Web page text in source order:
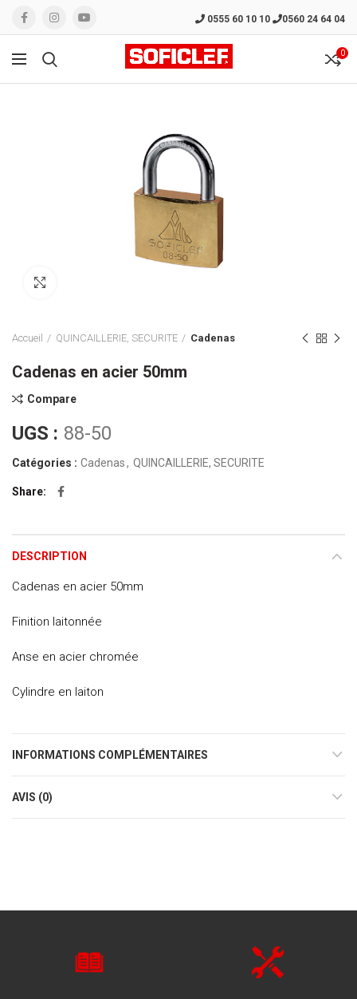
0555 60 10 10 0560 24 64 04
0
Accueil QUINCAILLERIE, SECURITE Cadenas
Cadenas en acier 50mm
Compare
UGS : 88-50
Catégories : Cadenas, QUINCAILLERIE, SECURITE
Share
DESCRIPTION
Cadenas en acier 50mm
Finition laitonnée
Anse en acier chromée
Cylindre en laiton
INFORMATIONS COMPLÉMENTAIRES
AVIS (0)